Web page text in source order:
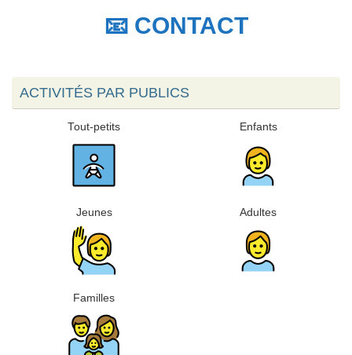
📧 CONTACT
ACTIVITÉS PAR PUBLICS
Tout-petits Enfants
Jeunes Adultes
Familles